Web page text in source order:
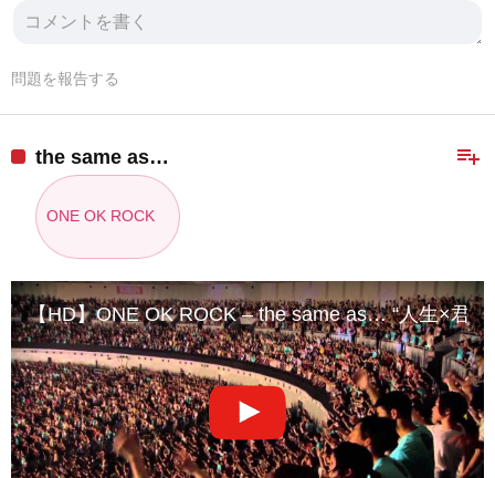
問題を報告する
playlist_add
the same as…
ONE OK ROCK
【HD】ONE OK ROCK – the same as… “人生×君＝